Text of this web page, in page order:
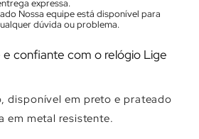
expressa.
Nossa equipe está disponível para
dúvida ou problema.
confiante com o relógio Lige
disponível em preto e prateado
em metal resistente.